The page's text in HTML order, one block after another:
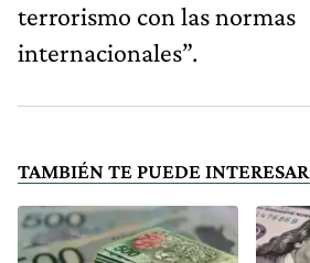
terrorismo con las normas
internacionales”.
TAMBIÉN TE PUEDE INTERESAR